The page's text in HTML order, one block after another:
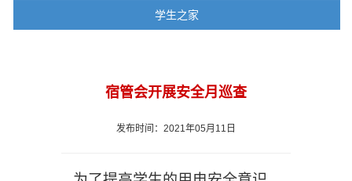
学生之家
宿管会开展安全月巡查
发布时间：2021年05月11日